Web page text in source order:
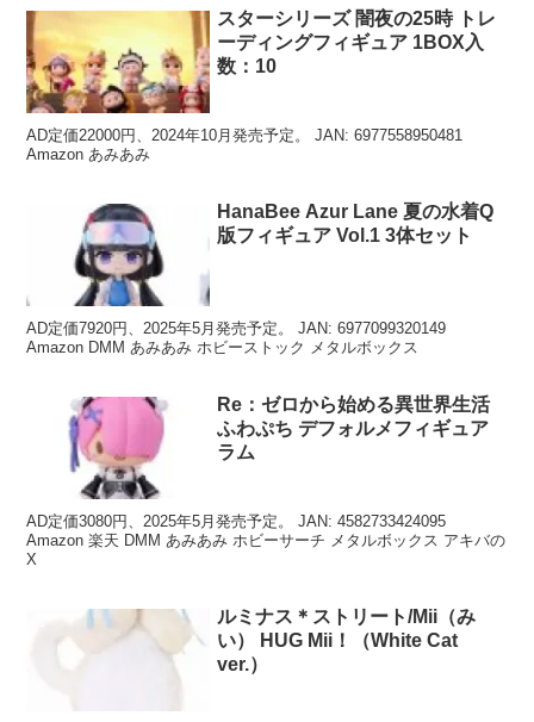
スターシリーズ 闇夜の25時 トレ
ーディングフィギュア 1BOX入
数：10
AD定価22000円、2024年10月発売予定。 JAN: 6977558950481
Amazon あみあみ
HanaBee Azur Lane 夏の水着Q
版フィギュア Vol.1 3体セット
AD定価7920円、2025年5月発売予定。 JAN: 6977099320149
Amazon DMM あみあみ ホビーストック メタルボックス
Re：ゼロから始める異世界生活
ふわぷち デフォルメフィギュア
ラム
AD定価3080円、2025年5月発売予定。 JAN: 4582733424095
Amazon 楽天 DMM あみあみ ホビーサーチ メタルボックス アキバの
X
ルミナス＊ストリート/Mii（み
い） HUG Mii！（White Cat
ver.）